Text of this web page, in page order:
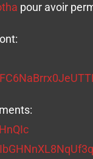
pour avoir